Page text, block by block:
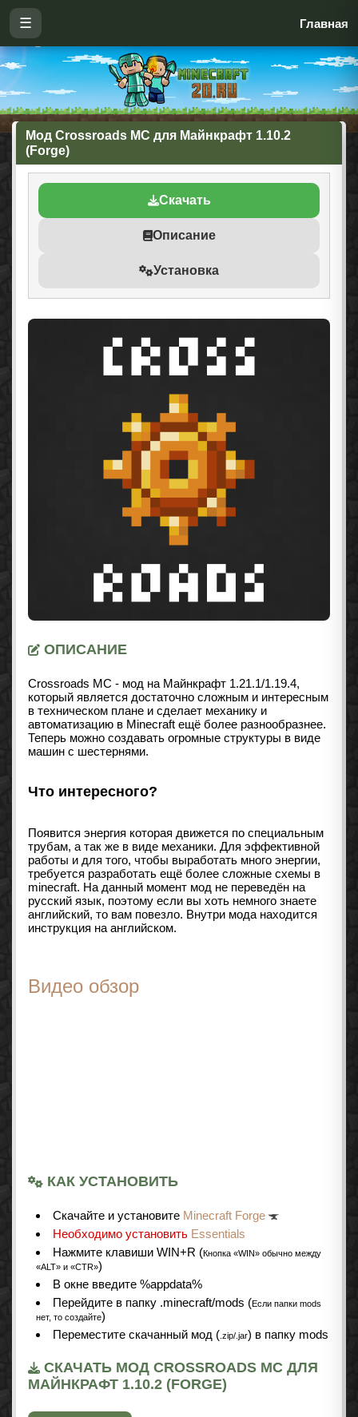
☰ Главная
Мод Crossroads MC для Майнкрафт 1.10.2
(Forge)
Скачать
Описание
Установка
ОПИСАНИЕ
Crossroads MC - мод на Майнкрафт 1.21.1/1.19.4,
который является достаточно сложным и интересным
в техническом плане и сделает механику и
автоматизацию в Minecraft ещё более разнообразнее.
Теперь можно создавать огромные структуры в виде
машин с шестернями.
Что интересного?
Появится энергия которая движется по специальным
трубам, а так же в виде механики. Для эффективной
работы и для того, чтобы выработать много энергии,
требуется разработать ещё более сложные схемы в
minecraft. На данный момент мод не переведён на
русский язык, поэтому если вы хоть немного знаете
английский, то вам повезло. Внутри мода находится
инструкция на английском.
Видео обзор
КАК УСТАНОВИТЬ
Cкачайте и установите Minecraft Forge
Необходимо установить Essentials
Нажмите клавиши WIN+R (Кнопка «WIN» обычно между
«ALT» и «CTR»)
В окне введите %appdata%
Перейдите в папку .minecraft/mods (Если папки mods
нет, то создайте)
Переместите скачанный мод ( .zip/.jar) в папку mods
СКАЧАТЬ МОД CROSSROADS MC ДЛЯ
МАЙНКРАФТ 1.10.2 (FORGE)